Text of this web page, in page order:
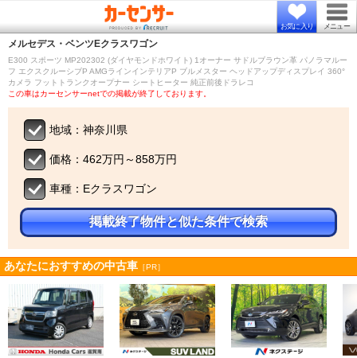
お気に入り メニュー
メルセデス・ベンツEクラスワゴン
E300 スポーツ MP202302 (ダイヤモンドホワイト) 1オーナー サドルブラウン革 パノラマルー
フ エクスクルーシブP AMGラインインテリアP ブルメスター ヘッドアップディスプレイ 360°
カメラ フットトランクオープナー シートヒーター 純正前後ドラレコ
この車はカーセンサーnetでの掲載が終了しております。
地域：神奈川県
価格：462万円～858万円
車種：Eクラスワゴン
掲載終了物件と似た条件で検索
あなたにおすすめの中古車 ［PR］